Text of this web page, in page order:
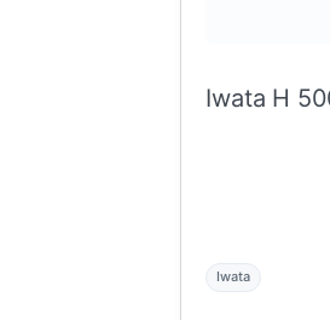
Iwata H
Iwata